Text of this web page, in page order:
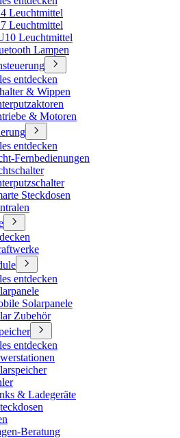
Leuchtmittel
Leuchtmittel
Leuchtmittel
Lampen
entdecken
& Wippen
& Motoren
entdecken
Fernbedienungen
Steckdosen
entdecken
Solarpanele
Zubehör
entdecken
& Ladegeräte
Beratung